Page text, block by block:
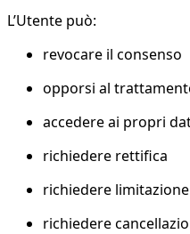
L’Utente può:
revocare il consenso
opporsi al
accedere ai propri
richiedere rettifica
richiedere limitazione
richiedere